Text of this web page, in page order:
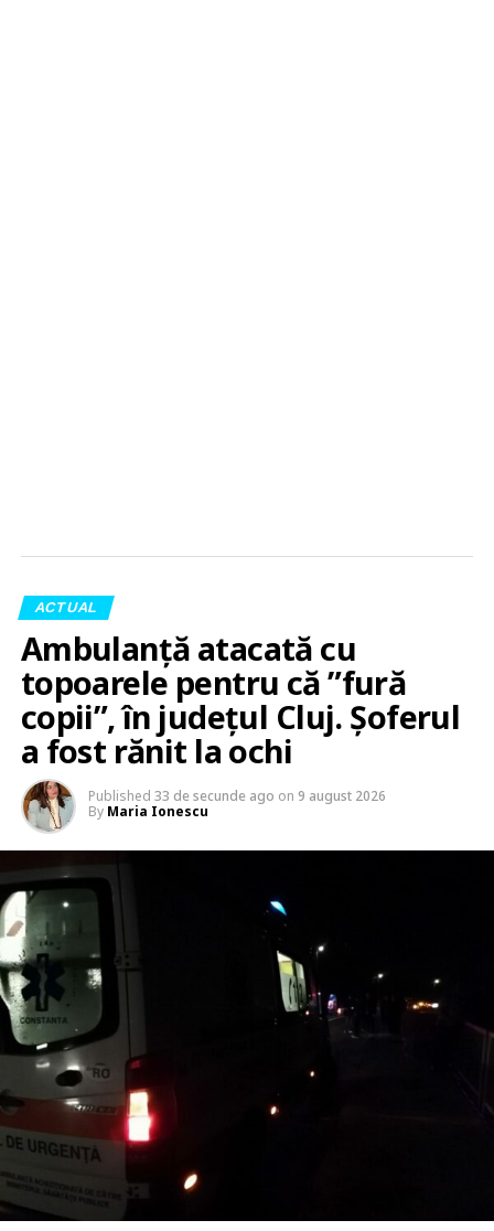
ACTUAL
Ambulanță atacată cu
topoarele pentru că ”fură
copii”, în județul Cluj. Șoferul
a fost rănit la ochi
Published 33 de secunde ago on 9 august 2026
By Maria Ionescu